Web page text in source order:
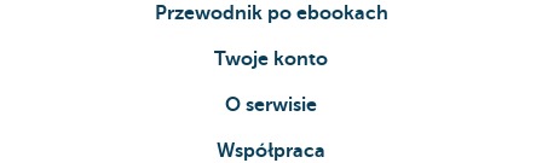
Przewodnik po ebookach
Twoje konto
O serwisie
Współpraca